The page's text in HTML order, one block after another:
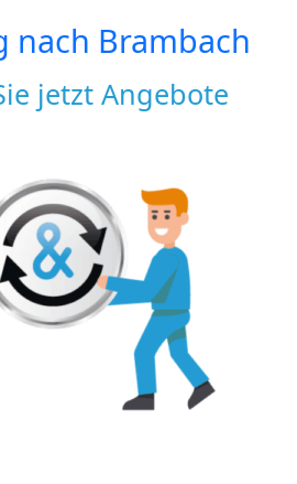
nach Brambach
jetzt Angebote